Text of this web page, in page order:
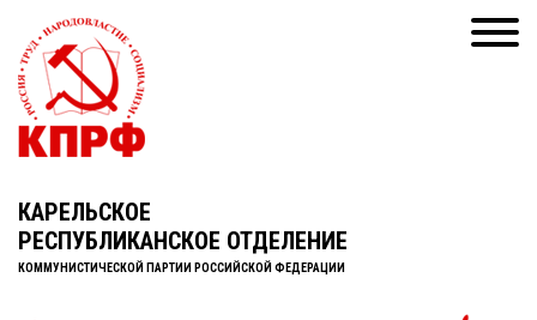
КАРЕЛЬСКОЕ
РЕСПУБЛИКАНСКОЕ ОТДЕЛЕНИЕ
КОММУНИСТИЧЕСКОЙ ПАРТИИ РОССИЙСКОЙ ФЕДЕРАЦИИ